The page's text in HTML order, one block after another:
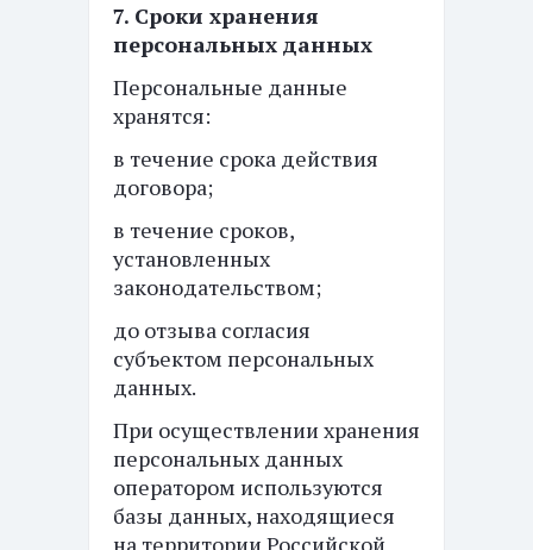
7. Сроки хранения
персональных данных
Персональные данные
хранятся:
в течение срока действия
договора;
в течение сроков,
установленных
законодательством;
до отзыва согласия
субъектом персональных
данных.
При осуществлении хранения
персональных данных
оператором используются
базы данных, находящиеся
на территории Российской